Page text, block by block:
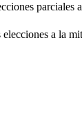
parciales
elecciones a la